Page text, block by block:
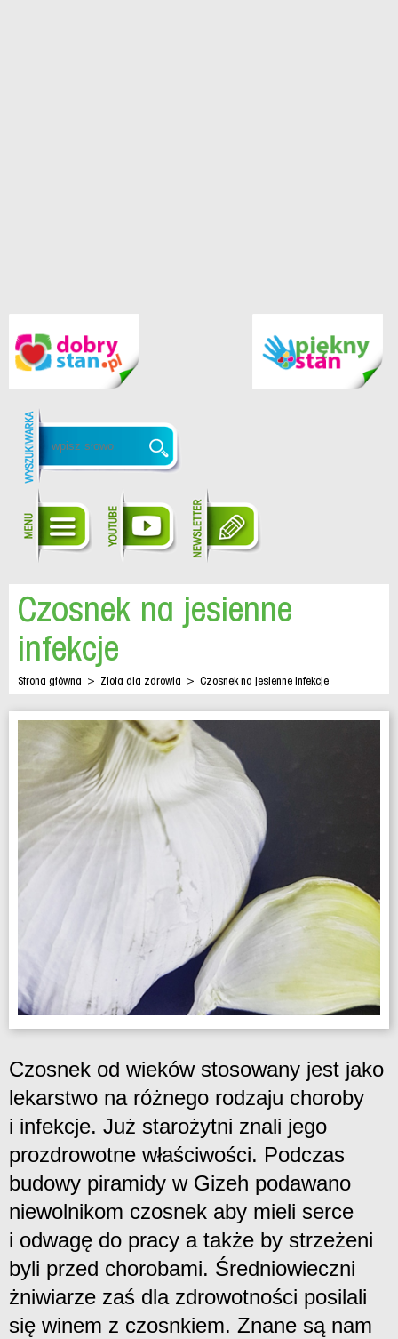
Czosnek na jesienne
infekcje
Strona główna > Zioła dla zdrowia > Czosnek na jesienne infekcje
Czosnek od wieków stosowany jest jako
lekarstwo na różnego rodzaju choroby
i infekcje. Już starożytni znali jego
prozdrowotne właściwości. Podczas
budowy piramidy w Gizeh podawano
niewolnikom czosnek aby mieli serce
i odwagę do pracy a także by strzeżeni
byli przed chorobami. Średniowieczni
żniwiarze zaś dla zdrowotności posilali
się winem z czosnkiem. Znane są nam